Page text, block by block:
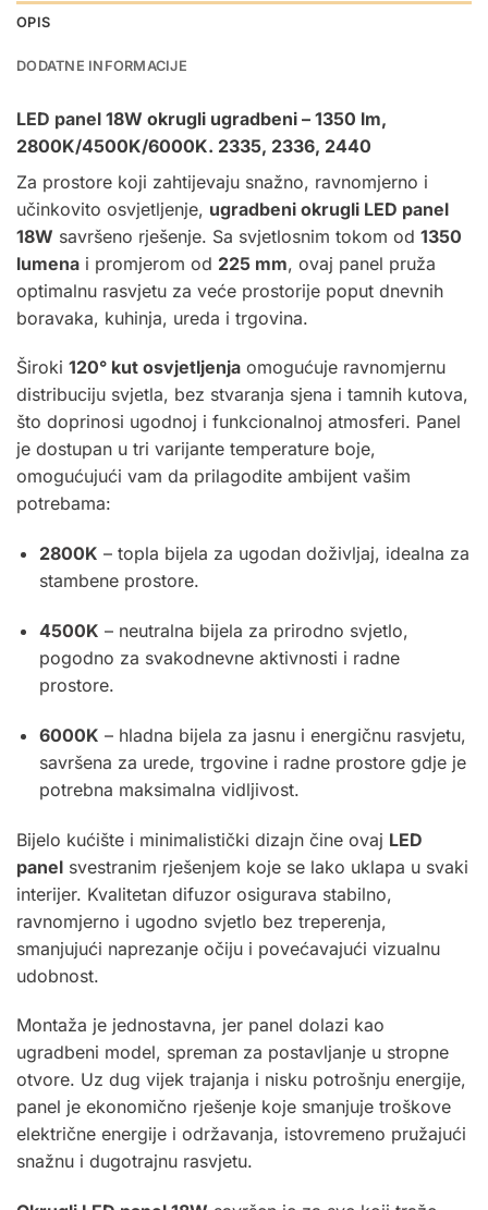
OPIS
DODATNE INFORMACIJE
LED panel 18W okrugli ugradbeni – 1350 lm,
2800K/4500K/6000K. 2335, 2336, 2440
Za prostore koji zahtijevaju snažno, ravnomjerno i
učinkovito osvjetljenje, ugradbeni okrugli LED panel
18W savršeno rješenje. Sa svjetlosnim tokom od 1350
lumena i promjerom od 225 mm, ovaj panel pruža
optimalnu rasvjetu za veće prostorije poput dnevnih
boravaka, kuhinja, ureda i trgovina.
Široki 120° kut osvjetljenja omogućuje ravnomjernu
distribuciju svjetla, bez stvaranja sjena i tamnih kutova,
što doprinosi ugodnoj i funkcionalnoj atmosferi. Panel
je dostupan u tri varijante temperature boje,
omogućujući vam da prilagodite ambijent vašim
potrebama:
2800K – topla bijela za ugodan doživljaj, idealna za
stambene prostore.
4500K – neutralna bijela za prirodno svjetlo,
pogodno za svakodnevne aktivnosti i radne
prostore.
6000K – hladna bijela za jasnu i energičnu rasvjetu,
savršena za urede, trgovine i radne prostore gdje je
potrebna maksimalna vidljivost.
Bijelo kućište i minimalistički dizajn čine ovaj LED
panel svestranim rješenjem koje se lako uklapa u svaki
interijer. Kvalitetan difuzor osigurava stabilno,
ravnomjerno i ugodno svjetlo bez treperenja,
smanjujući naprezanje očiju i povećavajući vizualnu
udobnost.
Montaža je jednostavna, jer panel dolazi kao
ugradbeni model, spreman za postavljanje u stropne
otvore. Uz dug vijek trajanja i nisku potrošnju energije,
panel je ekonomično rješenje koje smanjuje troškove
električne energije i održavanja, istovremeno pružajući
snažnu i dugotrajnu rasvjetu.